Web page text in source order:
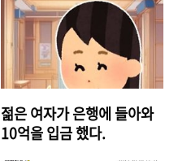
젊은 여자가 은행에 들아와
10억을 입금 했다.